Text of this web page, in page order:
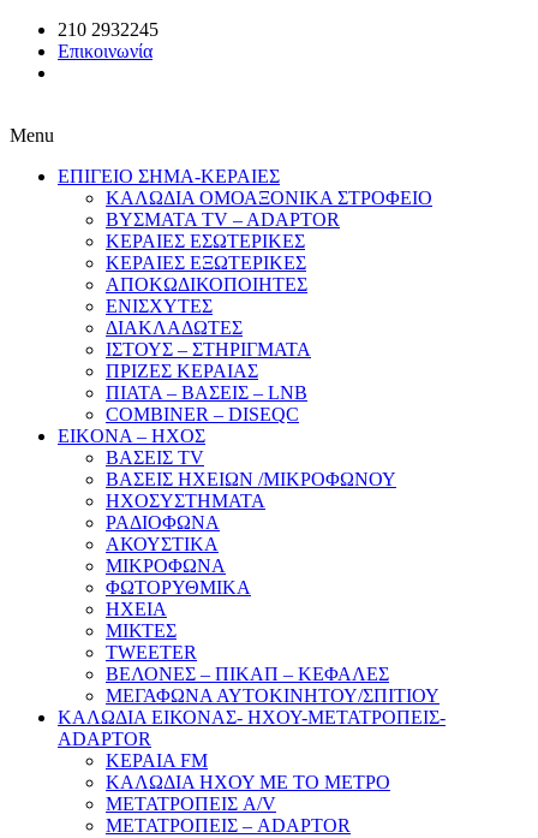
210 2932245
Επικοινωνία
Menu
ΕΠΙΓΕΙΟ ΣΗΜΑ-ΚΕΡΑΙΕΣ
ΚΑΛΩΔΙΑ ΟΜΟΑΞΟΝΙΚΑ ΣΤΡΟΦΕΙΟ
ΒΥΣΜΑΤΑ TV – ADAPTOR
ΚΕΡΑΙΕΣ ΕΣΩΤΕΡΙΚΕΣ
ΚΕΡΑΙΕΣ ΕΞΩΤΕΡΙΚΕΣ
ΑΠΟΚΩΔΙΚΟΠΟΙΗΤΕΣ
ΕΝΙΣΧΥΤΕΣ
ΔΙΑΚΛΑΔΩΤΕΣ
ΙΣΤΟΥΣ – ΣΤΗΡΙΓΜΑΤΑ
ΠΡΙΖΕΣ ΚΕΡΑΙΑΣ
ΠΙΑΤΑ – ΒΑΣΕΙΣ – LNB
COMBINER – DISEQC
EIKONA – ΗΧΟΣ
ΒΑΣΕΙΣ TV
ΒΑΣΕΙΣ ΗΧΕΙΩΝ /ΜΙΚΡΟΦΩΝΟΥ
ΗΧΟΣΥΣΤΗΜΑΤΑ
ΡΑΔΙΟΦΩΝΑ
ΑΚΟΥΣΤΙΚΑ
ΜΙΚΡΟΦΩΝΑ
ΦΩΤΟΡΥΘΜΙΚΑ
ΗΧΕΙΑ
ΜΙΚΤΕΣ
TWEETER
ΒΕΛΟΝΕΣ – ΠΙΚΑΠ – ΚΕΦΑΛΕΣ
ΜΕΓΑΦΩΝΑ ΑΥΤΟΚΙΝΗΤΟΥ/ΣΠΙΤΙΟΥ
ΚΑΛΩΔΙΑ ΕΙΚΟΝΑΣ- ΗΧΟΥ-ΜΕΤΑΤΡΟΠΕΙΣ-
ADAPTOR
ΚΕΡΑΙΑ FM
ΚΑΛΩΔΙΑ ΗΧΟΥ ΜΕ ΤΟ ΜΕΤΡΟ
ΜΕΤΑΤΡΟΠΕΙΣ A/V
ΜΕΤΑΤΡΟΠΕΙΣ – ADAPTOR